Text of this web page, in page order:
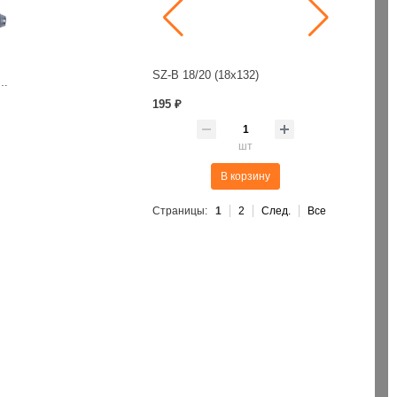
SZ-B 18/20 (18х132)
195 ₽
шт
В корзину
Страницы: 1 2 След. Все
шт./уп)